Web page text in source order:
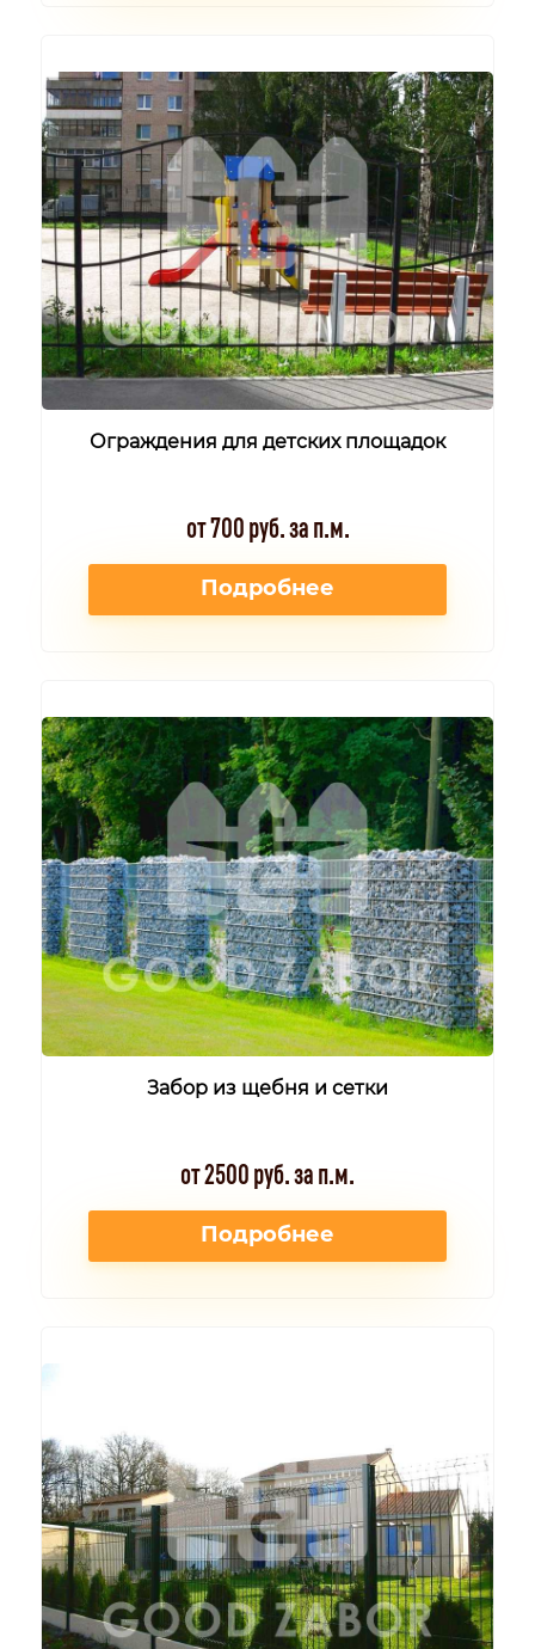
Ограждения для детских площадок
от 700 руб. за п.м.
Подробнее
Забор из щебня и сетки
от 2500 руб. за п.м.
Подробнее